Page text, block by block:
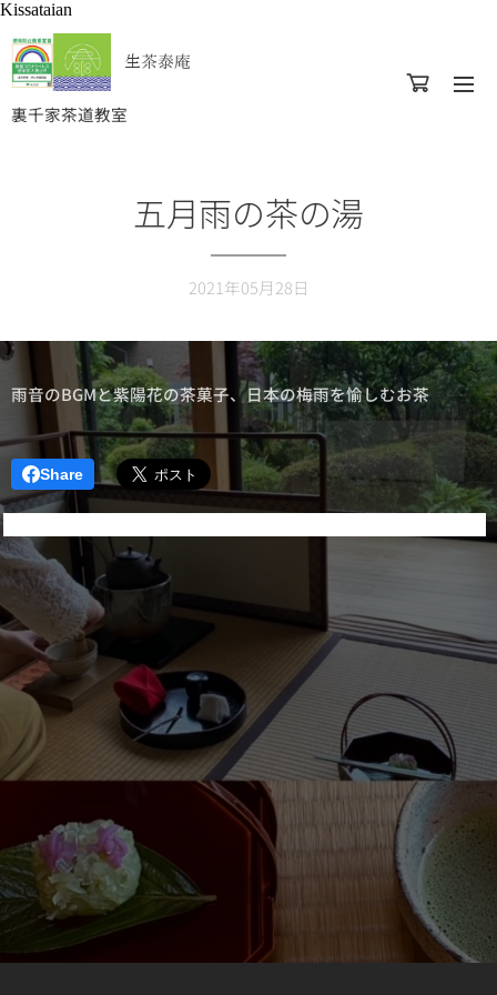
Kissataian
生茶泰庵
裏千家茶道教室
五月雨の茶の湯
2021年05月28日
雨音のBGMと紫陽花の茶菓子、日本の梅雨を愉しむお茶
Share